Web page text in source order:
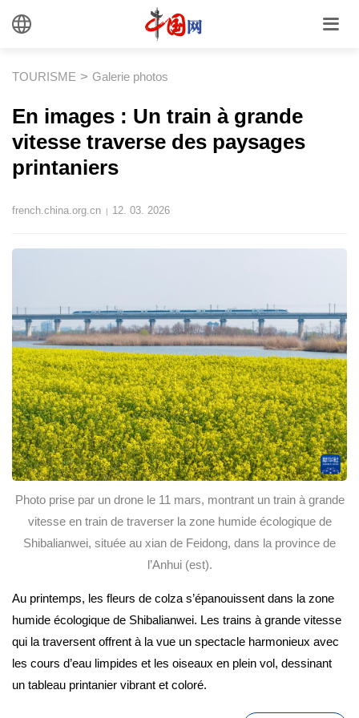
TOURISME > Galerie photos
En images : Un train à grande
vitesse traverse des paysages
printaniers
french.china.org.cn | 12. 03. 2026
Photo prise par un drone le 11 mars, montrant un train à grande
vitesse en train de traverser la zone humide écologique de
Shibalianwei, située au xian de Feidong, dans la province de
l’Anhui (est).
Au printemps, les fleurs de colza s’épanouissent dans la zone
humide écologique de Shibalianwei. Les trains à grande vitesse
qui la traversent offrent à la vue un spectacle harmonieux avec
les cours d’eau limpides et les oiseaux en plein vol, dessinant
un tableau printanier vibrant et coloré.